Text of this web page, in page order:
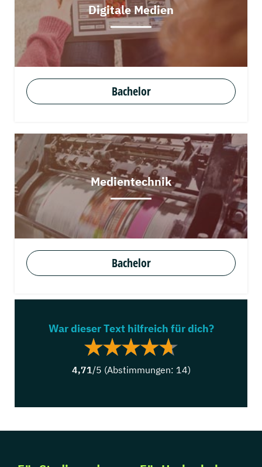
Digitale Medien
Bachelor
Medientechnik
Bachelor
War dieser Text hilfreich für dich?
4,71 /5 (Abstimmungen: 14)